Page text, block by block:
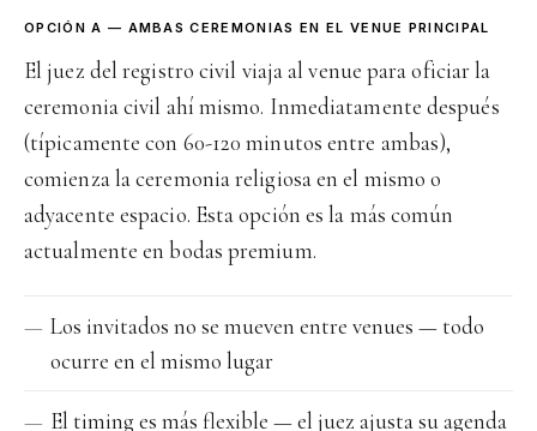
OPCIÓN A — AMBAS CEREMONIAS EN EL VENUE PRINCIPAL
El juez del registro civil viaja al venue para oficiar la
ceremonia civil ahí mismo. Inmediatamente después
(típicamente con 60-120 minutos entre ambas),
comienza la ceremonia religiosa en el mismo o
adyacente espacio. Esta opción es la más común
actualmente en bodas premium.
Los invitados no se mueven entre venues — todo
ocurre en el mismo lugar
El timing es más flexible — el juez ajusta su agenda